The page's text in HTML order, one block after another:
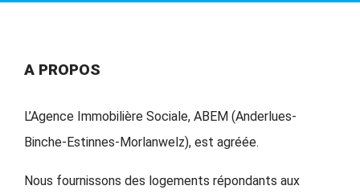
A PROPOS
L’Agence Immobilière Sociale, ABEM (Anderlues-
Binche-Estinnes-Morlanwelz), est agréée.
Nous fournissons des logements répondants aux